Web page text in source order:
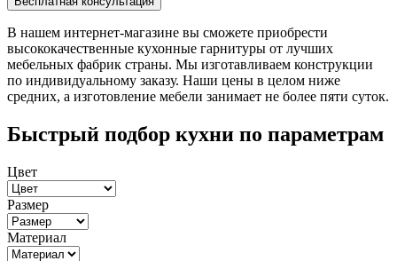
В нашем интернет-магазине вы сможете приобрести
высококачественные кухонные гарнитуры от лучших
мебельных фабрик страны. Мы изготавливаем конструкции
по индивидуальному заказу. Наши цены в целом ниже
средних, а изготовление мебели занимает не более пяти суток.
Быстрый подбор кухни по параметрам
Цвет
Размер
Материал